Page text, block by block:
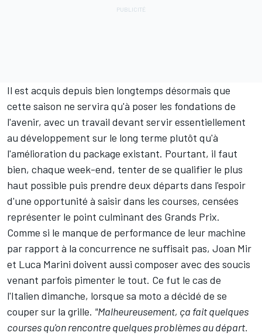
Il est acquis depuis bien longtemps désormais que
cette saison ne servira qu'à poser les fondations de
l'avenir, avec un travail devant servir essentiellement
au développement sur le long terme plutôt qu'à
l'amélioration du package existant. Pourtant, il faut
bien, chaque week-end, tenter de se qualifier le plus
haut possible puis prendre deux départs dans l'espoir
d'une opportunité à saisir dans les courses, censées
représenter le point culminant des Grands Prix.
Comme si le manque de performance de leur machine
par rapport à la concurrence ne suffisait pas, Joan Mir
et Luca Marini doivent aussi composer avec des soucis
venant parfois pimenter le tout. Ce fut le cas de
l'Italien dimanche, lorsque sa moto a décidé de se
couper sur la grille. "Malheureusement, ça fait quelques
courses qu'on rencontre quelques problèmes au départ.